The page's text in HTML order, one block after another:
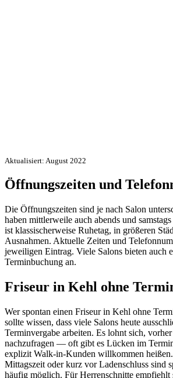
Aktualisiert: August 2022
Öffnungszeiten und
Die Öffnungszeiten sind je nach Salon
haben mittlerweile auch abends und
ist klassischerweise Ruhetag, in größeren
Ausnahmen. Aktuelle Zeiten und
jeweiligen Eintrag. Viele Salons bieten auch
Terminbuchung an.
Friseur in Kehl ohne
Wer spontan einen Friseur in Kehl ohne
sollte wissen, dass viele Salons heute
Terminvergabe arbeiten. Es lohnt sich,
nachzufragen — oft gibt es Lücken im
explizit Walk-in-Kunden willkommen
Mittagszeit oder kurz vor Ladenschluss sind
häufig möglich. Für Herrenschnitte